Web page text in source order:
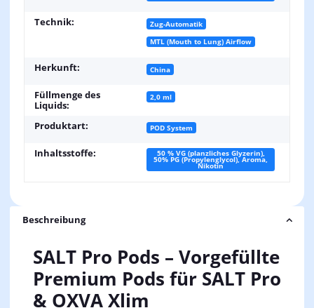
Technik:
Zug-Automatik
MTL (Mouth to Lung) Airflow
Herkunft: China
Füllmenge des
Liquids:
2,0 ml
Produktart: POD System
Inhaltsstoffe: 50 % VG (planzliches Glyzerin),
50% PG (Propylenglycol), Aroma,
Nikotin
Beschreibung
SALT Pro Pods – Vorgefüllte
Premium Pods für SALT Pro
& OXVA Xlim